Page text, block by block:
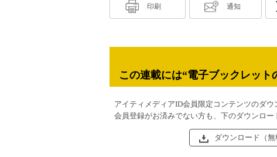
印刷 通知
この連載には“電子ブックレット
アイティメディアID会員限定コンテンツのダウ
会員登録がお済みでない方も、下のダウンロー
ダウンロード（無